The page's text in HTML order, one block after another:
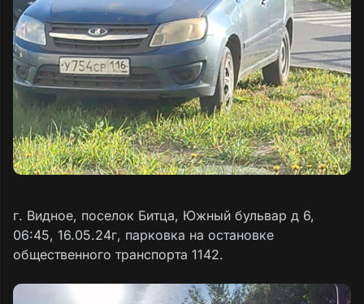
г. Видное, поселок Битца, Южный бульвар д 6,
06:45, 16.05.24г, парковка на остановке
общественного транспорта 1142.